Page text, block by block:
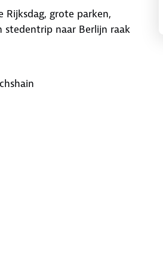
Rijksdag, grote parken,
stedentrip naar Berlijn raak